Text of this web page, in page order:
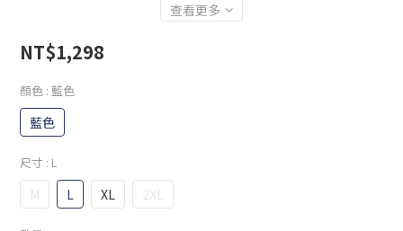
查看更多
NT$1,298
顏色 : 藍色
藍色
尺寸 : L
M L XL 2XL